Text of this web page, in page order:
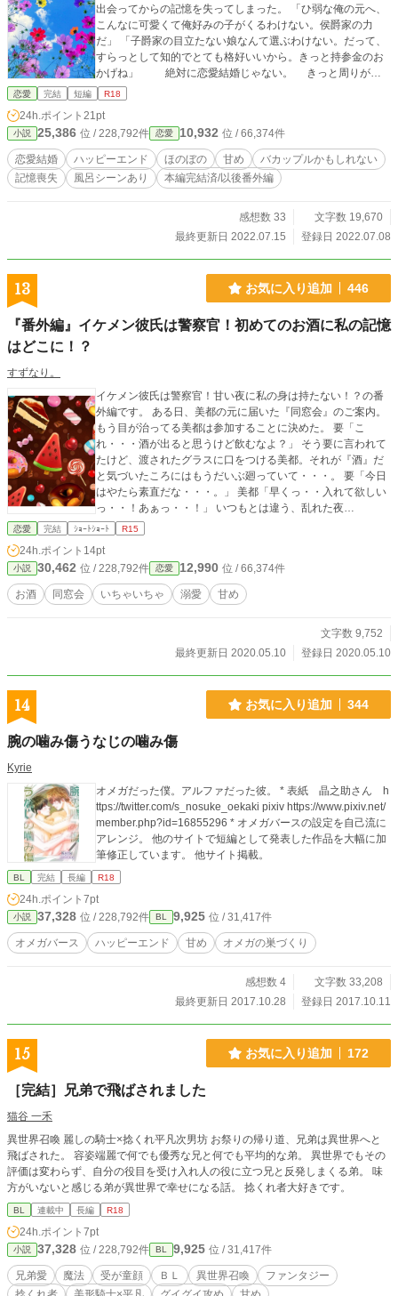
出会ってからの記憶を失ってしまった。 「ひ弱な俺の元へ、
こんなに可愛くて俺好みの子がくるわけない。侯爵家の力
だ」 「子爵家の目立たない娘なんて選ぶわけない。だって、
すらっとして知的でとても格好いいから。きっと持参金のお
かげね」 絶対に恋愛結婚じゃない。 きっと周りが嘘
をついている。 政略結婚だと思ってしまった夫婦のお話。
き。 ＊ コメント欄にネタバレ配慮ありませんのでご注意下
さい。 ＊ 表紙はCanvaさまで作成した画像を使用しており
ます。
恋愛 完結 短編 R18
24h.ポイント 21pt
小説 25,386 位 / 228,792件 恋愛 10,932 位 / 66,374件
恋愛結婚 ハッピーエンド ほのぼの 甘め
バカップルかもしれない
記憶喪失
風呂シーンあり 本編完結済/以後番外編
感想数 33
文字数 19,670
最終更新日 2022.07.15
登録日 2022.07.08
13 お気に入り追加 446
『番外編』イケメン彼氏は警察官！初めてのお酒に私の記憶
はどこに！？
すずなり。
イケメン彼氏は警察官！甘い夜に私の身は持たない！？の番
外編です。 ある日、美都の元に届いた『同窓会』のご案内。
もう目が治ってる美都は参加することに決めた。 要「こ
れ・・・酒が出ると思うけど飲むなよ？」 そう要に言われて
たけど、渡されたグラスに口をつける美都。それが『酒』だ
と気づいたころにはもうだいぶ廻っていて・・・。 要「今日
はやたら素直だな・・・。」 美都「早くっ・・入れて欲しい
っ・・！あぁっ・・！」 いつもとは違う、乱れた夜
に・・・・・。 ※お話は全て想像の世界です。現実世界とは
ができません。メンタルが薄氷なもので・・・すみません。
楽しんでいただけたら嬉しく思います。
恋愛 完結 ｼｮｰﾄｼｮｰﾄ R15
24h.ポイント 14pt
小説 30,462 位 / 228,792件 恋愛 12,990 位 / 66,374件
お酒 同窓会 いちゃいちゃ 溺愛 甘め
文字数 9,752
最終更新日 2020.05.10
登録日 2020.05.10
14 お気に入り追加 344
腕の噛み傷うなじの噛み傷
Kyrie
オメガだった僕。アルファだった彼。 * 表紙 晶之助さん h
ttps://twitter.com/s_nosuke_oekaki pixiv https://www.pixiv.net/
member.php?id=16855296 * オメガバースの設定を自己流に
アレンジ。 他のサイトで短編として発表した作品を大幅に加
筆修正しています。 他サイト掲載。
BL 完結 長編 R18
24h.ポイント 7pt
小説 37,328 位 / 228,792件 BL 9,925 位 / 31,417件
オメガバース ハッピーエンド 甘め オメガの巣づくり
感想数 4
文字数 33,208
最終更新日 2017.10.28
登録日 2017.10.11
15 お気に入り追加 172
［完結］兄弟で飛ばされました
猫谷 一禾
異世界召喚 麗しの騎士×捻くれ平凡次男坊 お祭りの帰り道、兄弟は異世界へと
飛ばされた。 容姿端麗で何でも優秀な兄と何でも平均的な弟。 異世界でもその
評価は変わらず、自分の役目を受け入れ人の役に立つ兄と反発しまくる弟。 味
方がいないと感じる弟が異世界で幸せになる話。 捻くれ者大好きです。
BL 連載中 長編 R18
24h.ポイント 7pt
小説 37,328 位 / 228,792件 BL 9,925 位 / 31,417件
兄弟愛 魔法 受が童顔 ＢＬ 異世界召喚
ファンタジー